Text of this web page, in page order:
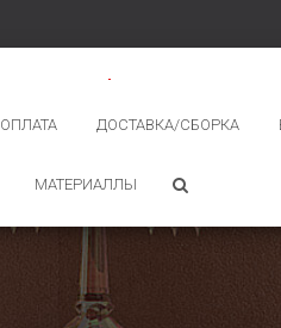
ОПЛАТА ДОСТАВКА/СБОРКА
МАТЕРИАЛЛЫ